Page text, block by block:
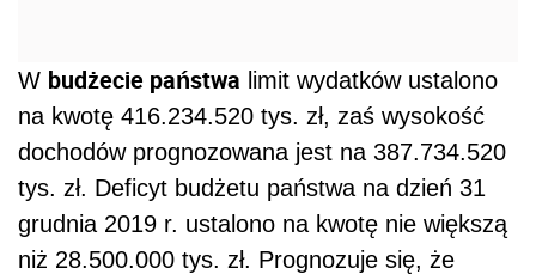
W budżecie państwa limit wydatków ustalono
na kwotę 416.234.520 tys. zł, zaś wysokość
dochodów prognozowana jest na 387.734.520
tys. zł. Deficyt budżetu państwa na dzień 31
grudnia 2019 r. ustalono na kwotę nie większą
niż 28.500.000 tys. zł. Prognozuje się, że